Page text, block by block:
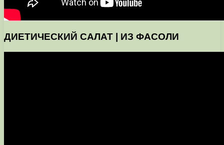
ДИЕТИЧЕСКИЙ САЛАТ | ИЗ ФАСОЛИ